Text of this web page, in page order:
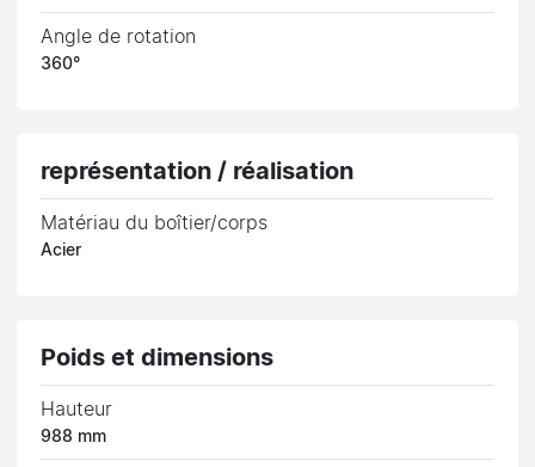
Angle de rotation
360°
représentation / réalisation
Matériau du boîtier/corps
Acier
Poids et dimensions
Hauteur
988 mm